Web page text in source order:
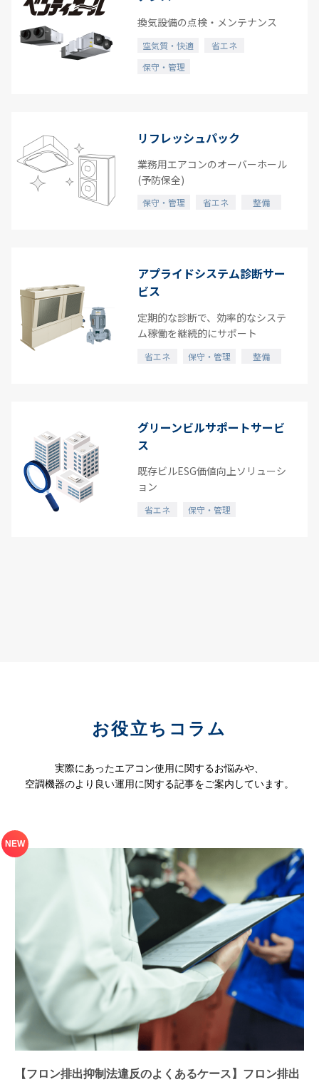
換気設備の点検・メンテナンス
空気質・快適
省エネ
保守・管理
リフレッシュパック
業務用エアコンのオーバーホール
(予防保全)
保守・管理 省エネ 整備
アプライドシステム診断サー
ビス
定期的な診断で、効率的なシステ
ム稼働を継続的にサポート
省エネ 保守・管理 整備
グリーンビルサポートサービ
ス
既存ビルESG価値向上ソリューシ
ョン
省エネ 保守・管理
お役立ちコラム
実際にあったエアコン使用に関するお悩みや、
空調機器のより良い運用に関する記事をご案内しています。
【フロン排出抑制法違反のよくあるケース】フロン排出
NEW